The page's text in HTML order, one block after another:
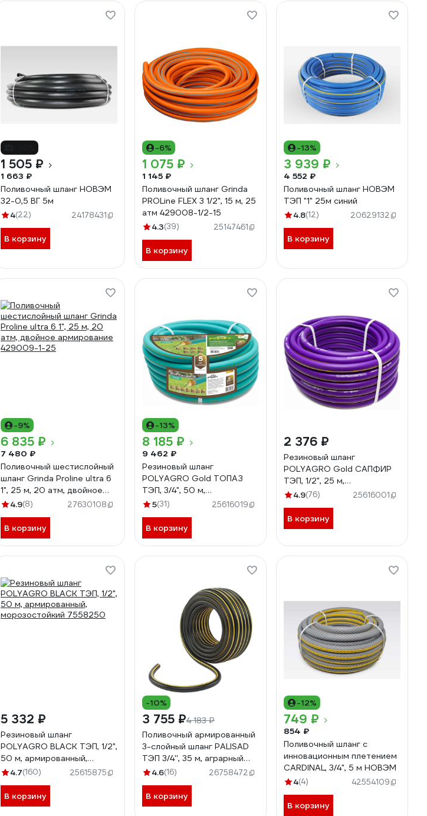
1 505 ₽
1 663 ₽
Поливочный шланг НОВЭМ
32-0,5 ВГ 5м
4(22) 24178431
В корзину
-6%
1 075 ₽
1 145 ₽
Поливочный шланг Grinda
PROLine FLEX 3 1/2", 15 м, 25
атм 429008-1/2-15
4.3(39) 25147461
В корзину
-13%
3 939 ₽
4 552 ₽
Поливочный шланг НОВЭМ
ТЭП "1" 25м синий
4.8(12) 20629132
В корзину
-9%
6 835 ₽
7 480 ₽
Поливочный шестислойный
шланг Grinda Proline ultra 6
1", 25 м, 20 атм, двойное
армирование 429009-1-25
4.9(8) 27630108
В корзину
-13%
8 185 ₽
9 462 ₽
Резиновый шланг
POLYAGRO Gold ТОПАЗ
ТЭП, 3/4", 50 м,
армированный,
морозостойкий 7559550
5(31) 25616019
В корзину
2 376 ₽
Резиновый шланг
POLYAGRO Gold САПФИР
ТЭП, 1/2", 25 м,
армированный,
морозостойкий 7559425
4.9(76) 25616001
В корзину
5 332 ₽
Резиновый шланг
POLYAGRO BLACK ТЭП, 1/2",
50 м, армированный,
морозостойкий 7558250
4.7(160) 25615875
В корзину
-10%
3 755 ₽4 183 ₽
Поливочный армированный
3-слойный шланг PALISAD
ТЭП 3/4'', 35 м, аграрный
67113
4.6(16) 26758472
В корзину
-12%
749 ₽
854 ₽
Поливочный шланг с
инновационным плетением
CARDINAL, 3/4", 5 м НОВЭМ
4(4) 42554109
В корзину